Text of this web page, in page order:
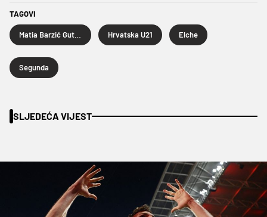
TAGOVI
Hrvatska U21 Elche
Segunda
SLJEDEĆA VIJEST